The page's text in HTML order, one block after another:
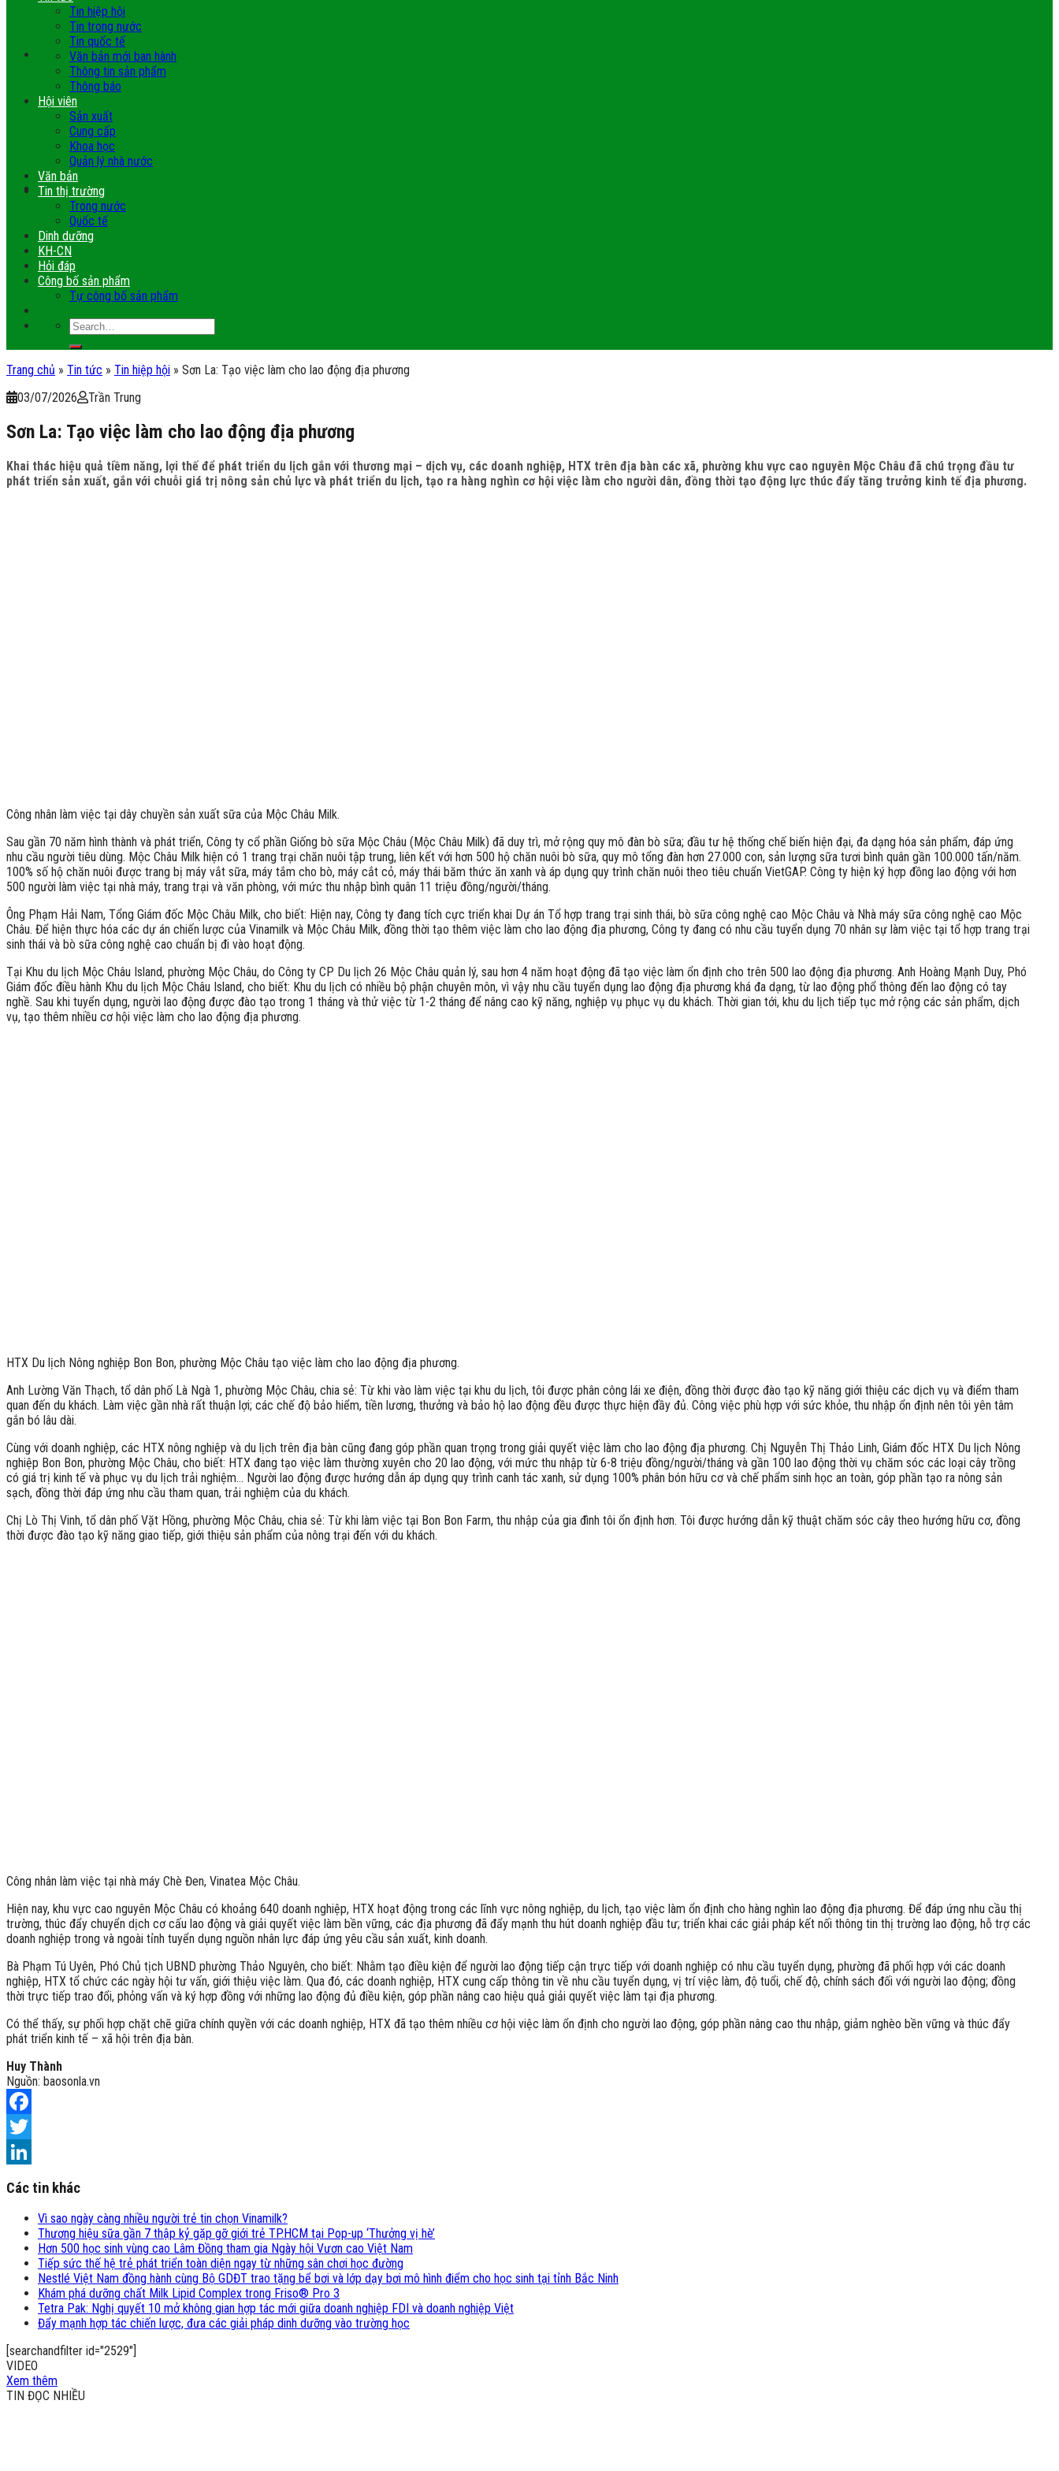
Tin hiệp hội
Tin trong nước
Tin quốc tế
Văn bản mới ban hành
Thông tin sản phẩm
Thông báo
Hội viên
Sản xuất
Cung cấp
Khoa học
Quản lý nhà nước
Văn bản
Tin thị trường
Trong nước
Quốc tế
Dinh dưỡng
KH-CN
Hỏi đáp
Công bố sản phẩm
Tự công bố sản phẩm
Trang chủ » Tin tức » Tin hiệp hội » Sơn La: Tạo việc làm cho lao động địa phương
03/07/2026
Trần Trung
Sơn La: Tạo việc làm cho lao động địa phương
Khai thác hiệu quả tiềm năng, lợi thế để phát triển du lịch gắn với thương mại – dịch vụ, các doanh nghiệp, HTX trên địa bàn các xã, phường khu vực cao nguyên Mộc Châu đã chú trọng đầu tư
phát triển sản xuất, gắn với chuỗi giá trị nông sản chủ lực và phát triển du lịch, tạo ra hàng nghìn cơ hội việc làm cho người dân, đồng thời tạo động lực thúc đẩy tăng trưởng kinh tế địa phương.
Công nhân làm việc tại dây chuyền sản xuất sữa của Mộc Châu Milk.
Sau gần 70 năm hình thành và phát triển, Công ty cổ phần Giống bò sữa Mộc Châu (Mộc Châu Milk) đã duy trì, mở rộng quy mô đàn bò sữa; đầu tư hệ thống chế biến hiện đại, đa dạng hóa sản phẩm, đáp ứng
nhu cầu người tiêu dùng. Mộc Châu Milk hiện có 1 trang trại chăn nuôi tập trung, liên kết với hơn 500 hộ chăn nuôi bò sữa, quy mô tổng đàn hơn 27.000 con, sản lượng sữa tươi bình quân gần 100.000 tấn/năm.
100% số hộ chăn nuôi được trang bị máy vắt sữa, máy tắm cho bò, máy cắt cỏ, máy thái băm thức ăn xanh và áp dụng quy trình chăn nuôi theo tiêu chuẩn VietGAP. Công ty hiện ký hợp đồng lao động với hơn
500 người làm việc tại nhà máy, trang trại và văn phòng, với mức thu nhập bình quân 11 triệu đồng/người/tháng.
Ông Phạm Hải Nam, Tổng Giám đốc Mộc Châu Milk, cho biết: Hiện nay, Công ty đang tích cực triển khai Dự án Tổ hợp trang trại sinh thái, bò sữa công nghệ cao Mộc Châu và Nhà máy sữa công nghệ cao Mộc
Châu. Để hiện thực hóa các dự án chiến lược của Vinamilk và Mộc Châu Milk, đồng thời tạo thêm việc làm cho lao động địa phương, Công ty đang có nhu cầu tuyển dụng 70 nhân sự làm việc tại tổ hợp trang trại
sinh thái và bò sữa công nghệ cao chuẩn bị đi vào hoạt động.
Tại Khu du lịch Mộc Châu Island, phường Mộc Châu, do Công ty CP Du lịch 26 Mộc Châu quản lý, sau hơn 4 năm hoạt động đã tạo việc làm ổn định cho trên 500 lao động địa phương. Anh Hoàng Mạnh Duy, Phó
Giám đốc điều hành Khu du lịch Mộc Châu Island, cho biết: Khu du lịch có nhiều bộ phận chuyên môn, vì vậy nhu cầu tuyển dụng lao động địa phương khá đa dạng, từ lao động phổ thông đến lao động có tay
nghề. Sau khi tuyển dụng, người lao động được đào tạo trong 1 tháng và thử việc từ 1-2 tháng để nâng cao kỹ năng, nghiệp vụ phục vụ du khách. Thời gian tới, khu du lịch tiếp tục mở rộng các sản phẩm, dịch
vụ, tạo thêm nhiều cơ hội việc làm cho lao động địa phương.
HTX Du lịch Nông nghiệp Bon Bon, phường Mộc Châu tạo việc làm cho lao động địa phương.
Anh Lường Văn Thạch, tổ dân phố Là Ngà 1, phường Mộc Châu, chia sẻ: Từ khi vào làm việc tại khu du lịch, tôi được phân công lái xe điện, đồng thời được đào tạo kỹ năng giới thiệu các dịch vụ và điểm tham
quan đến du khách. Làm việc gần nhà rất thuận lợi; các chế độ bảo hiểm, tiền lương, thưởng và bảo hộ lao động đều được thực hiện đầy đủ. Công việc phù hợp với sức khỏe, thu nhập ổn định nên tôi yên tâm
gắn bó lâu dài.
Cùng với doanh nghiệp, các HTX nông nghiệp và du lịch trên địa bàn cũng đang góp phần quan trọng trong giải quyết việc làm cho lao động địa phương. Chị Nguyễn Thị Thảo Linh, Giám đốc HTX Du lịch Nông
nghiệp Bon Bon, phường Mộc Châu, cho biết: HTX đang tạo việc làm thường xuyên cho 20 lao động, với mức thu nhập từ 6-8 triệu đồng/người/tháng và gần 100 lao động thời vụ chăm sóc các loại cây trồng
có giá trị kinh tế và phục vụ du lịch trải nghiệm… Người lao động được hướng dẫn áp dụng quy trình canh tác xanh, sử dụng 100% phân bón hữu cơ và chế phẩm sinh học an toàn, góp phần tạo ra nông sản
sạch, đồng thời đáp ứng nhu cầu tham quan, trải nghiệm của du khách.
Chị Lò Thị Vinh, tổ dân phố Vặt Hồng, phường Mộc Châu, chia sẻ: Từ khi làm việc tại Bon Bon Farm, thu nhập của gia đình tôi ổn định hơn. Tôi được hướng dẫn kỹ thuật chăm sóc cây theo hướng hữu cơ, đồng
thời được đào tạo kỹ năng giao tiếp, giới thiệu sản phẩm của nông trại đến với du khách.
Công nhân làm việc tại nhà máy Chè Đen, Vinatea Mộc Châu.
Hiện nay, khu vực cao nguyên Mộc Châu có khoảng 640 doanh nghiệp, HTX hoạt động trong các lĩnh vực nông nghiệp, du lịch, tạo việc làm ổn định cho hàng nghìn lao động địa phương. Để đáp ứng nhu cầu thị
trường, thúc đẩy chuyển dịch cơ cấu lao động và giải quyết việc làm bền vững, các địa phương đã đẩy mạnh thu hút doanh nghiệp đầu tư; triển khai các giải pháp kết nối thông tin thị trường lao động, hỗ trợ các
doanh nghiệp trong và ngoài tỉnh tuyển dụng nguồn nhân lực đáp ứng yêu cầu sản xuất, kinh doanh.
Bà Phạm Tú Uyên, Phó Chủ tịch UBND phường Thảo Nguyên, cho biết: Nhằm tạo điều kiện để người lao động tiếp cận trực tiếp với doanh nghiệp có nhu cầu tuyển dụng, phường đã phối hợp với các doanh
nghiệp, HTX tổ chức các ngày hội tư vấn, giới thiệu việc làm. Qua đó, các doanh nghiệp, HTX cung cấp thông tin về nhu cầu tuyển dụng, vị trí việc làm, độ tuổi, chế độ, chính sách đối với người lao động; đồng
thời trực tiếp trao đổi, phỏng vấn và ký hợp đồng với những lao động đủ điều kiện, góp phần nâng cao hiệu quả giải quyết việc làm tại địa phương.
Có thể thấy, sự phối hợp chặt chẽ giữa chính quyền với các doanh nghiệp, HTX đã tạo thêm nhiều cơ hội việc làm ổn định cho người lao động, góp phần nâng cao thu nhập, giảm nghèo bền vững và thúc đẩy
phát triển kinh tế – xã hội trên địa bàn.
Huy Thành
Nguồn: baosonla.vn
Facebook
Twitter
Các tin khác
Vì sao ngày càng nhiều người trẻ tin chọn Vinamilk?
Thương hiệu sữa gần 7 thập kỷ gặp gỡ giới trẻ TP.HCM tại Pop-up ‘Thưởng vị hè’
Hơn 500 học sinh vùng cao Lâm Đồng tham gia Ngày hội Vươn cao Việt Nam
Tiếp sức thế hệ trẻ phát triển toàn diện ngay từ những sân chơi học đường
Nestlé Việt Nam đồng hành cùng Bộ GDĐT trao tặng bể bơi và lớp dạy bơi mô hình điểm cho học sinh tại tỉnh Bắc Ninh
Khám phá dưỡng chất Milk Lipid Complex trong Friso® Pro 3
Tetra Pak: Nghị quyết 10 mở không gian hợp tác mới giữa doanh nghiệp FDI và doanh nghiệp Việt
Đẩy mạnh hợp tác chiến lược, đưa các giải pháp dinh dưỡng vào trường học
[searchandfilter id="2529"]
VIDEO
Xem thêm
TIN ĐỌC NHIỀU